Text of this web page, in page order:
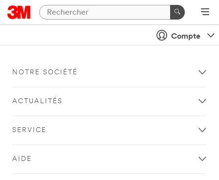
Compte
NOTRE SOCIÉTÉ
ACTUALITÉS
SERVICE
AIDE